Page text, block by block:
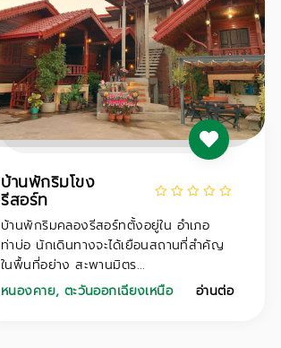
บ้านพักริมโขง
รีสอร์ท
บ้านพักริมคลองรีสอร์ทตั้งอยู่ใน อำเภอ
ท่าบ่อ นักเดินทางจะได้เยือนสถานที่สำคัญ
ในพื้นที่อย่าง สะพานมิตร...
หนองคาย, ตะวันออกเฉียงเหนือ อ่านต่อ